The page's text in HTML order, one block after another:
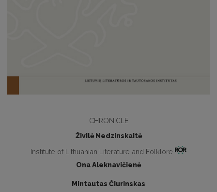
CHRONICLE
Živilė Nedzinskaitė
Institute of Lithuanian Literature and Folklore
Ona Aleknavičienė
Mintautas Čiurinskas